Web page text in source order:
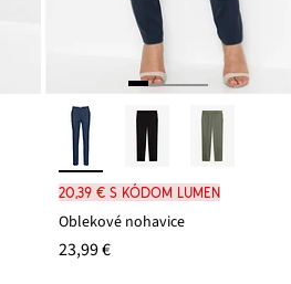
20,39 € s kódom LUMEN
Oblekové nohavice
23,99 €